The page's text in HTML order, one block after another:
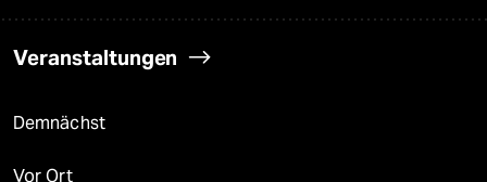
Veranstaltungen
Demnächst
Vor Ort